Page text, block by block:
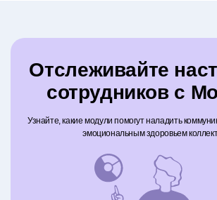
Отслеживайте
сотрудников с
Узнайте, какие модули помогут наладить
эмоциональным здоровьем